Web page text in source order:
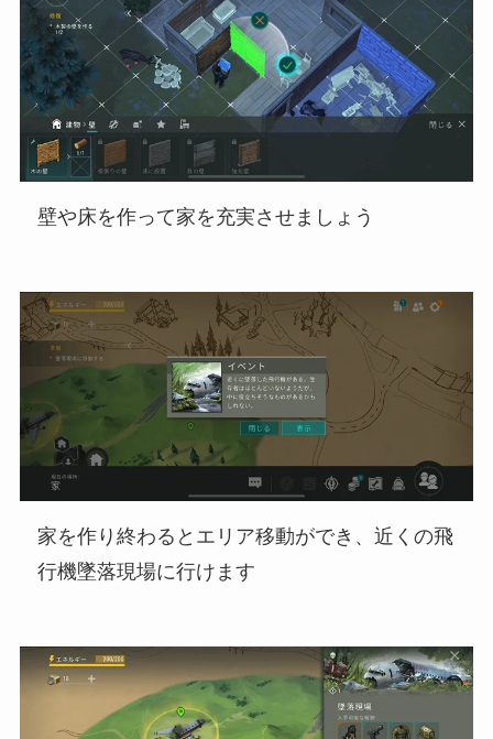
壁や床を作って家を充実させましょう
家を作り終わるとエリア移動ができ、近くの飛
行機墜落現場に行けます